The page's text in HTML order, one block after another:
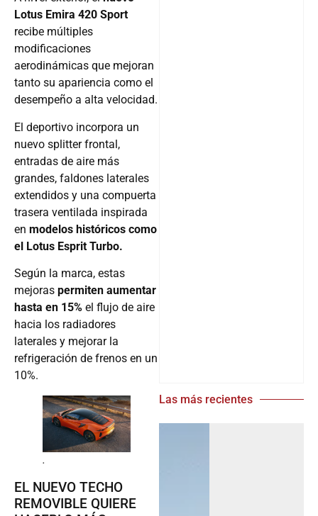
Lotus Emira 420 Sport
recibe múltiples
modificaciones
aerodinámicas que mejoran
tanto su apariencia como el
desempeño a alta velocidad.
El deportivo incorpora un
nuevo splitter frontal,
entradas de aire más
grandes, faldones laterales
extendidos y una compuerta
trasera ventilada inspirada
en modelos históricos como
el Lotus Esprit Turbo.
Según la marca, estas
mejoras permiten aumentar
hasta en 15% el flujo de aire
hacia los radiadores
laterales y mejorar la
refrigeración de frenos en un
10%.
.
EL NUEVO TECHO
REMOVIBLE QUIERE
Las más recientes